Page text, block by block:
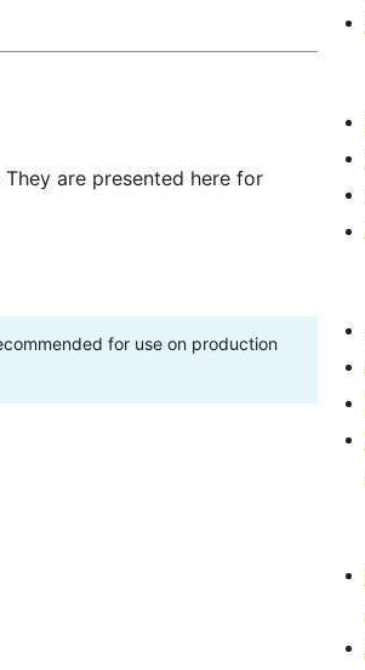
are presented here for
for use on production